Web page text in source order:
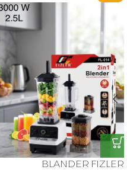
BLANDER FIZLER